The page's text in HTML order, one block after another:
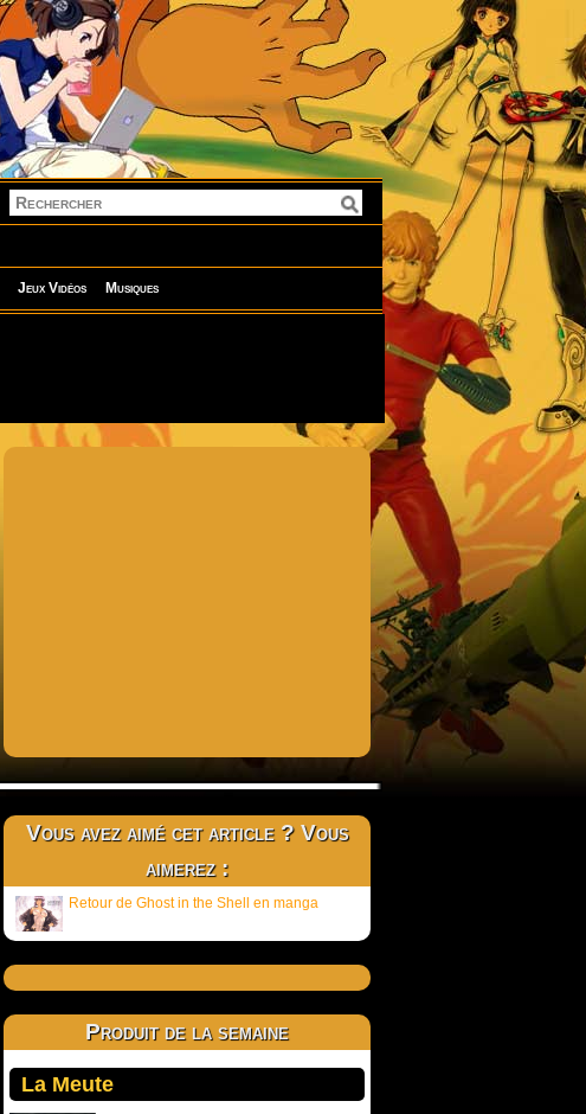
Jeux Vidéos Musiques
Vous avez aimé cet article ? Vous
aimerez :
Retour de Ghost in the Shell en manga
Produit de la semaine
La Meute